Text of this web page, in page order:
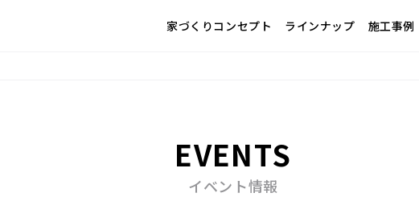
家づくりコンセプト ラインナップ 施工事例
EVENTS
イベント情報